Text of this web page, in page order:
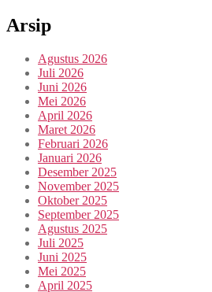
Arsip
Agustus 2026
Juli 2026
Juni 2026
Mei 2026
April 2026
Maret 2026
Februari 2026
Januari 2026
Desember 2025
November 2025
Oktober 2025
September 2025
Agustus 2025
Juli 2025
Juni 2025
Mei 2025
April 2025